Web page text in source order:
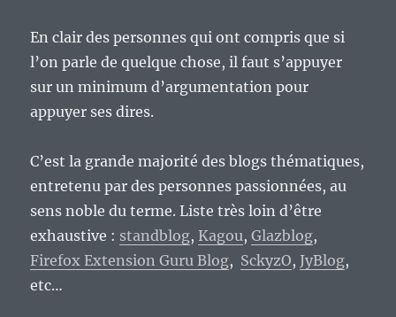
En clair des personnes qui ont compris que si
l’on parle de quelque chose, il faut s’appuyer
sur un minimum d’argumentation pour
appuyer ses dires.
C’est la grande majorité des blogs thématiques,
entretenu par des personnes passionnées, au
sens noble du terme. Liste très loin d’être
exhaustive : standblog, Kagou,Glazblog,
Firefox Extension Guru Blog, SckyzO, JyBlog,
etc…